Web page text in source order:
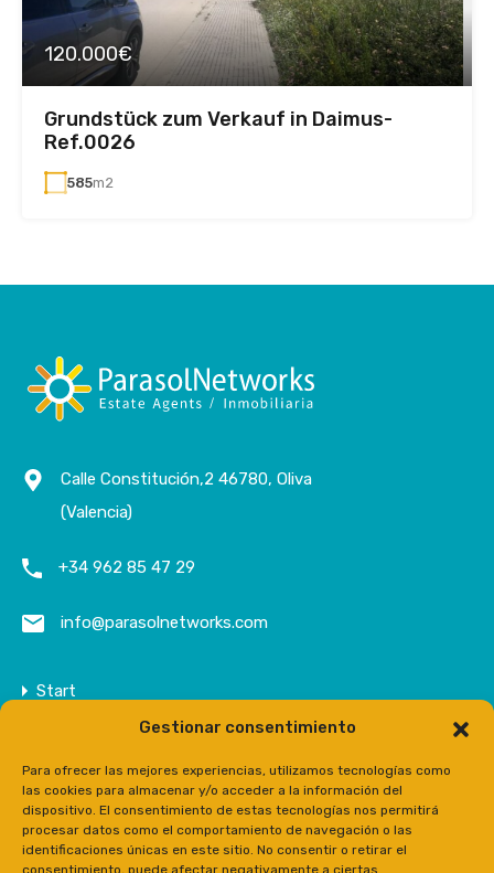
Gestionar consentimiento
Para ofrecer las mejores experiencias, utilizamos tecnologías como
las cookies para almacenar y/o acceder a la información del
dispositivo. El consentimiento de estas tecnologías nos permitirá
procesar datos como el comportamiento de navegación o las
identificaciones únicas en este sitio. No consentir o retirar el
consentimiento, puede afectar negativamente a ciertas
120.000€
Grundstück zum Verkauf in Daimus-
Ref.0026
585m2
Calle Constitución,2 46780, Oliva
(Valencia)
+34 962 85 47 29
info@parasolnetworks.com
Start
Unternehmen
Anwesen
Kontakt
Prensa